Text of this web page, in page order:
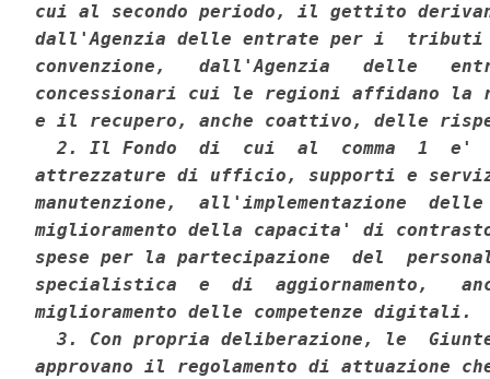
cui al secondo periodo, il gettito
dall'Agenzia delle entrate per i
convenzione,   dall'Agenzia   delle
concessionari cui le regioni affidano la
e il recupero, anche coattivo, delle
2. Il Fondo  di  cui  al  comma  1  e'
attrezzature di ufficio, supporti e
manutenzione,  all'implementazione
miglioramento della capacita' di
spese per la partecipazione  del
specialistica  e  di  aggiornamento,
miglioramento delle competenze digitali.
3. Con propria deliberazione, le
approvano il regolamento di attuazione